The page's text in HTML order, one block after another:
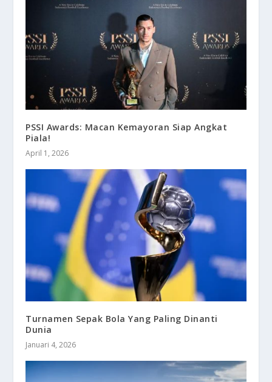
PSSI Awards: Macan Kemayoran Siap Angkat
Piala!
April 1, 2026
Turnamen Sepak Bola Yang Paling Dinanti
Dunia
Januari 4, 2026